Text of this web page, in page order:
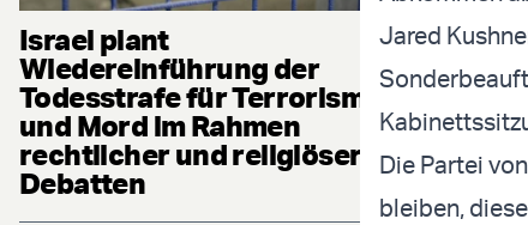
Israel plant
Wiedereinführung der
Todesstrafe für Terrorismus
und Mord im Rahmen
rechtlicher und religiöser
Debatten
Jared
Die Partei
bleiben,